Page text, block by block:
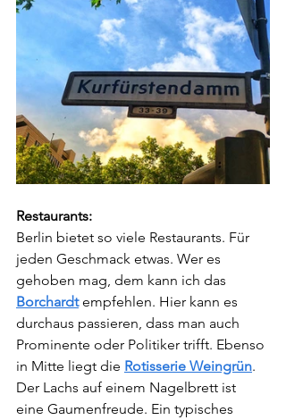
Restaurants:
Berlin bietet so viele Restaurants. Für
jeden Geschmack etwas. Wer es
gehoben mag, dem kann ich das
Borchardt empfehlen. Hier kann es
durchaus passieren, dass man auch
Prominente oder Politiker trifft. Ebenso
in Mitte liegt die Rotisserie Weingrün.
Der Lachs auf einem Nagelbrett ist
eine Gaumenfreude. Ein typisches